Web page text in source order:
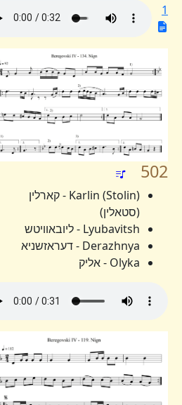
502
Karlin (Stolin) - קארלין
(סטאלין)
Lyubavitsh - ליובאוויטש
Derazhnya - דעראזשניא
Olyka - אליק